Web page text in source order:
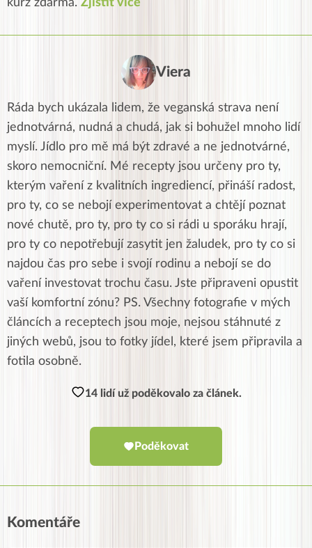
kurz zdarma. Zjistit více
Viera
Ráda bych ukázala lidem, že veganská strava není
jednotvárná, nudná a chudá, jak si bohužel mnoho lidí
myslí. Jídlo pro mě má být zdravé a ne jednotvárné,
skoro nemocniční. Mé recepty jsou určeny pro ty,
kterým vaření z kvalitních ingrediencí, přináší radost,
pro ty, co se nebojí experimentovat a chtějí poznat
nové chutě, pro ty, pro ty co si rádi u sporáku hrají,
pro ty co nepotřebují zasytit jen žaludek, pro ty co si
najdou čas pro sebe i svojí rodinu a nebojí se do
vaření investovat trochu času. Jste připraveni opustit
vaší komfortní zónu? PS. Všechny fotografie v mých
článcích a receptech jsou moje, nejsou stáhnuté z
jiných webů, jsou to fotky jídel, které jsem připravila a
fotila osobně.
14 lidí už poděkovalo za článek.
Poděkovat
Komentáře